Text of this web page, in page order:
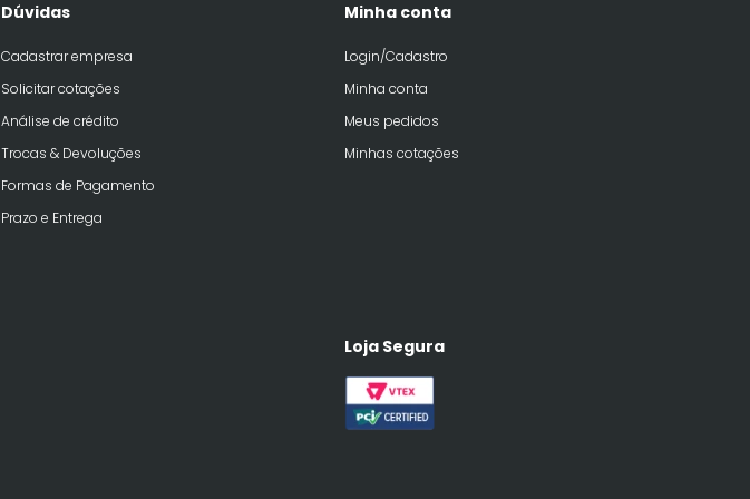
Dúvidas
Cadastrar empresa
Solicitar cotações
Análise de crédito
Trocas & Devoluções
Formas de Pagamento
Prazo e Entrega
Minha conta
Login/Cadastro
Minha conta
Meus pedidos
Minhas cotações
Loja Segura